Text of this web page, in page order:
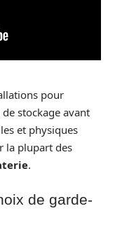
pour
stockage avant
et physiques
la plupart des
.
de garde-